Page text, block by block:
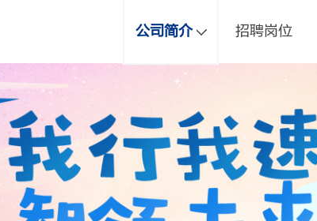
公司简介
发展历程
组织架构
业务分布
招聘岗位